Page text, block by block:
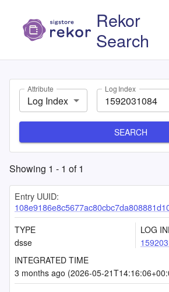
Rekor
Search
Attribute
Log Index
Log Index
SEARCH
Showing 1 - 1 of1
Entry UUID:
TYPE
dsse
LOG
INTEGRATED TIME
3 months ago (2026-05-